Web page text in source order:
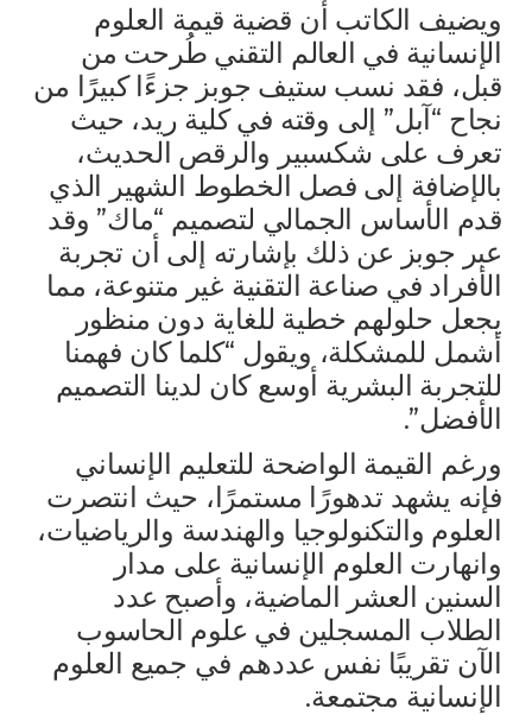
ويضيف الكاتب أن قضية قيمة العلوم
الإنسانية في العالم التقني طُرحت من
قبل، فقد نسب ستيف جوبز جزءًا كبيرًا من
نجاح “آبل” إلى وقته في كلية ريد، حيث
تعرف على شكسبير والرقص الحديث،
بالإضافة إلى فصل الخطوط الشهير الذي
قدم الأساس الجمالي لتصميم “ماك” وقد
عبر جوبز عن ذلك بإشارته إلى أن تجربة
الأفراد في صناعة التقنية غير متنوعة، مما
يجعل حلولهم خطية للغاية دون منظور
أشمل للمشكلة، ويقول “كلما كان فهمنا
للتجربة البشرية أوسع كان لدينا التصميم
الأفضل”.
ورغم القيمة الواضحة للتعليم الإنساني
فإنه يشهد تدهورًا مستمرًا، حيث انتصرت
العلوم والتكنولوجيا والهندسة والرياضيات،
وانهارت العلوم الإنسانية على مدار
السنين العشر الماضية، وأصبح عدد
الطلاب المسجلين في علوم الحاسوب
الآن تقريبًا نفس عددهم في جميع العلوم
الإنسانية مجتمعة.